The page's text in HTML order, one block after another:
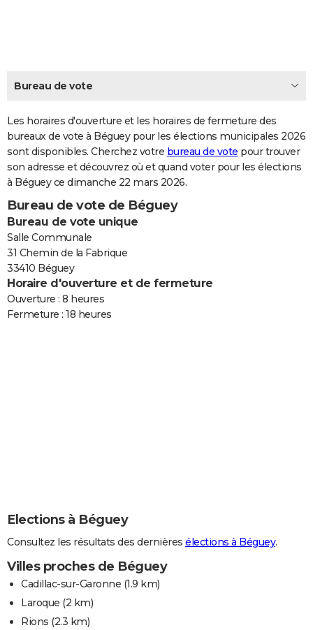
Carte de Noël
Carte Bonne année
Carte Saint-Valentin
Carte Pâques
Carte d'anniversaire
DICTIONNAIRE
Dictionnaire
Biographies
Citations
Expressions
Proverbes
PROGRAMME TV
COPAINS D'AVANT
S'inscrire
Se connecter
Lycées
Collèges
Primaires
Universités
Entreprises
Service militaire
Avis de recherche
AVIS DE DÉCÈS
FORUM
Bricolage
Lifestyle
Culture
Sport
Auto
Television
Voyage
Cinema
Bureau de vote
Les horaires d'ouverture et les horaires de fermeture des
bureaux de vote à Béguey pour les élections municipales 2026
sont disponibles. Cherchez votre bureau de vote pour trouver
son adresse et découvrez où et quand voter pour les élections
à Béguey ce dimanche 22 mars 2026.
Bureau de vote de Béguey
Bureau de vote unique
Salle Communale
31 Chemin de la Fabrique
33410 Béguey
Horaire d'ouverture et de fermeture
Ouverture : 8 heures
Fermeture : 18 heures
Elections à Béguey
Consultez les résultats des dernières élections à Béguey.
Villes proches de Béguey
Cadillac-sur-Garonne (1.9 km)
Laroque (2 km)
Rions (2.3 km)